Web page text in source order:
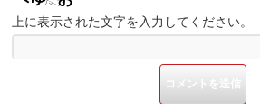
上に表示された文字を入力してください。